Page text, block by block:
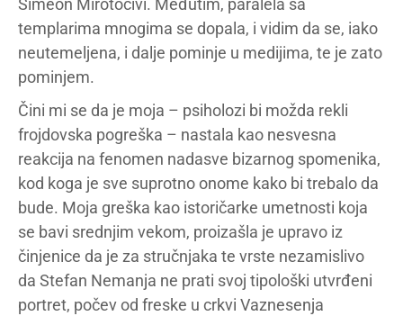
Simeon Mirotočivi. Međutim, paralela sa
templarima mnogima se dopala, i vidim da se, iako
neutemeljena, i dalje pominje u medijima, te je zato
pominjem.
Čini mi se da je moja – psiholozi bi možda rekli
frojdovska pogreška – nastala kao nesvesna
reakcija na fenomen nadasve bizarnog spomenika,
kod koga je sve suprotno onome kako bi trebalo da
bude. Moja greška kao istoričarke umetnosti koja
se bavi srednjim vekom, proizašla je upravo iz
činjenice da je za stručnjaka te vrste nezamislivo
da Stefan Nemanja ne prati svoj tipološki utvrđeni
portret, počev od freske u crkvi Vaznesenja